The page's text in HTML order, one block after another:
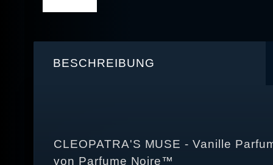
BESCHREIBUNG
CLEOPATRA'S MUSE - Vanille
von Parfume Noire™